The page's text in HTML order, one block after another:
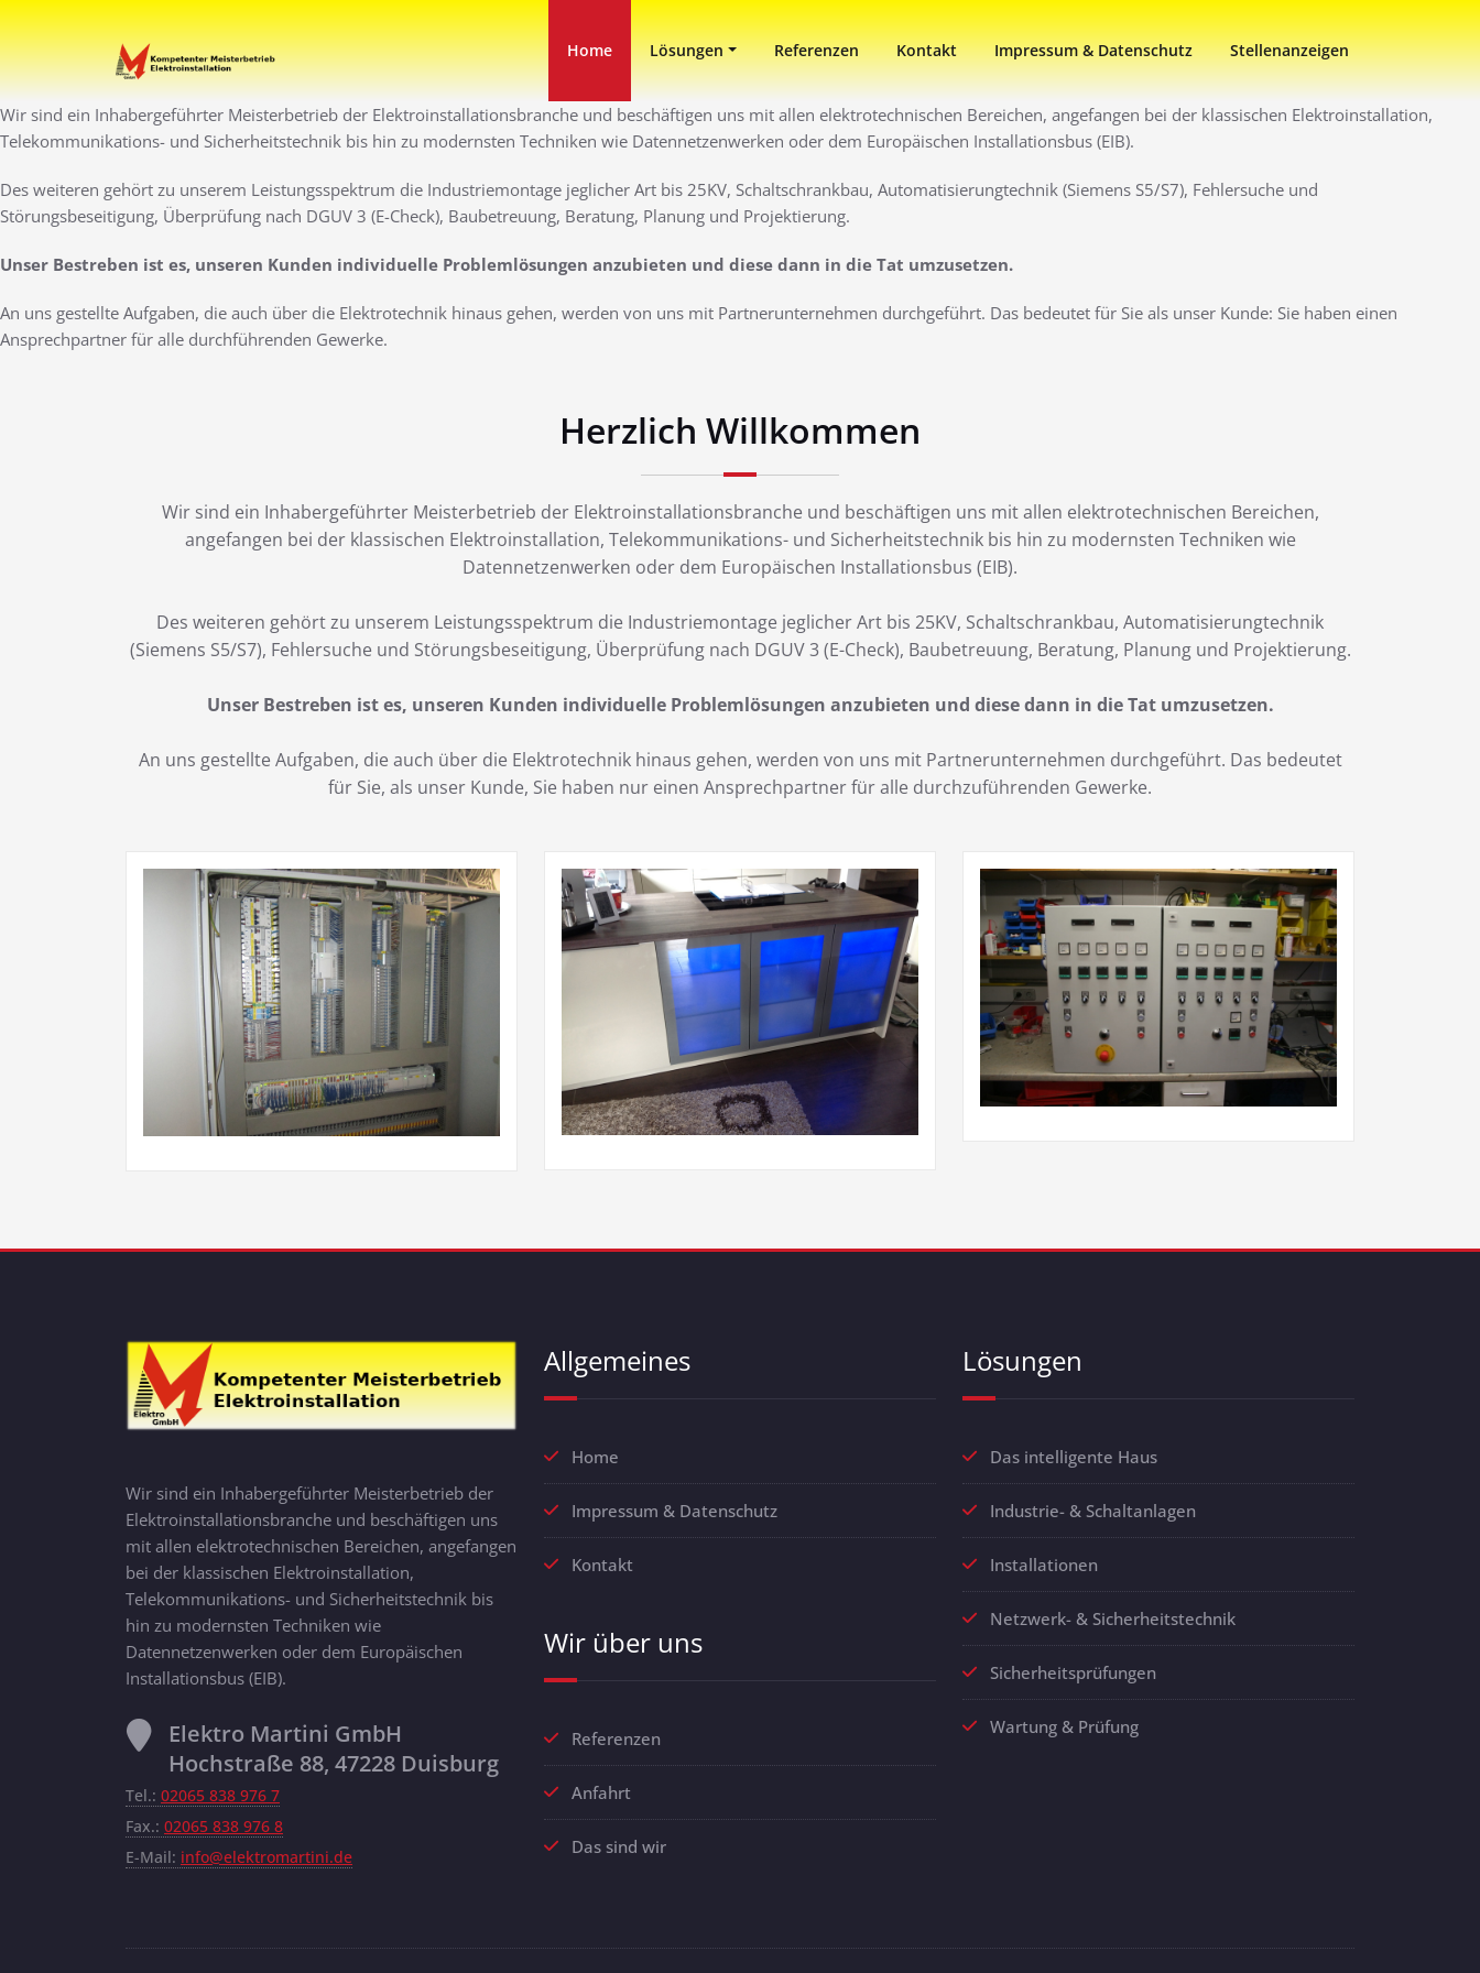
Zum
Inhalt
springen
Elektro Martini
Ihr Elektro-Dienstleister in DuisburgHome Lösungen Referenzen Kontakt Impressum & Datenschutz Stellenanzeigen
Wir sind ein Inhabergeführter Meisterbetrieb der Elektroinstallationsbranche und beschäftigen uns mit allen elektrotechnischen Bereichen, angefangen bei der klassischen Elektroinstallation,
Telekommunikations- und Sicherheitstechnik bis hin zu modernsten Techniken wie Datennetzenwerken oder dem Europäischen Installationsbus (EIB).
Des weiteren gehört zu unserem Leistungsspektrum die Industriemontage jeglicher Art bis 25KV, Schaltschrankbau, Automatisierungtechnik (Siemens S5/S7), Fehlersuche und
Störungsbeseitigung, Überprüfung nach DGUV 3 (E-Check), Baubetreuung, Beratung, Planung und Projektierung.
Unser Bestreben ist es, unseren Kunden individuelle Problemlösungen anzubieten und diese dann in die Tat umzusetzen.
An uns gestellte Aufgaben, die auch über die Elektrotechnik hinaus gehen, werden von uns mit Partnerunternehmen durchgeführt. Das bedeutet für Sie als unser Kunde: Sie haben einen
Ansprechpartner für alle durchführenden Gewerke.
Herzlich Willkommen
Wir sind ein Inhabergeführter Meisterbetrieb der Elektroinstallationsbranche und beschäftigen uns mit allen elektrotechnischen Bereichen,
angefangen bei der klassischen Elektroinstallation, Telekommunikations- und Sicherheitstechnik bis hin zu modernsten Techniken wie
Datennetzenwerken oder dem Europäischen Installationsbus (EIB).
Des weiteren gehört zu unserem Leistungsspektrum die Industriemontage jeglicher Art bis 25KV, Schaltschrankbau, Automatisierungtechnik
(Siemens S5/S7), Fehlersuche und Störungsbeseitigung, Überprüfung nach DGUV 3 (E-Check), Baubetreuung, Beratung, Planung und Projektierung.
Unser Bestreben ist es, unseren Kunden individuelle Problemlösungen anzubieten und diese dann in die Tat umzusetzen.
An uns gestellte Aufgaben, die auch über die Elektrotechnik hinaus gehen, werden von uns mit Partnerunternehmen durchgeführt. Das bedeutet
für Sie, als unser Kunde, Sie haben nur einen Ansprechpartner für alle durchzuführenden Gewerke.
Wir sind ein Inhabergeführter Meisterbetrieb der
Elektroinstallationsbranche und beschäftigen uns
mit allen elektrotechnischen Bereichen, angefangen
bei der klassischen Elektroinstallation,
Telekommunikations- und Sicherheitstechnik bis
hin zu modernsten Techniken wie
Datennetzenwerken oder dem Europäischen
Installationsbus (EIB).
Elektro Martini GmbH
Hochstraße 88, 47228 Duisburg
Tel.: 02065 838 976 7
Fax.: 02065 838 976 8
E-Mail: info@elektromartini.de
Allgemeines
Home
Impressum & Datenschutz
Kontakt
Wir über uns
Referenzen
Anfahrt
Das sind wir
Lösungen
Das intelligente Haus
Industrie- & Schaltanlagen
Installationen
Netzwerk- & Sicherheitstechnik
Sicherheitsprüfungen
Wartung & Prüfung